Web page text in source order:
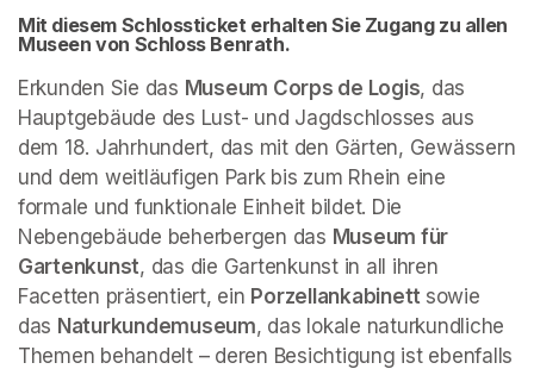
Mit diesem Schlossticket erhalten Sie Zugang zu allen
Museen von Schloss Benrath.
Erkunden Sie das Museum Corps de Logis, das
Hauptgebäude des Lust- und Jagdschlosses aus
dem 18. Jahrhundert, das mit den Gärten, Gewässern
und dem weitläufigen Park bis zum Rhein eine
formale und funktionale Einheit bildet. Die
Nebengebäude beherbergen das Museum für
Gartenkunst, das die Gartenkunst in all ihren
Facetten präsentiert, ein Porzellankabinett sowie
das Naturkundemuseum, das lokale naturkundliche
Themen behandelt – deren Besichtigung ist ebenfalls